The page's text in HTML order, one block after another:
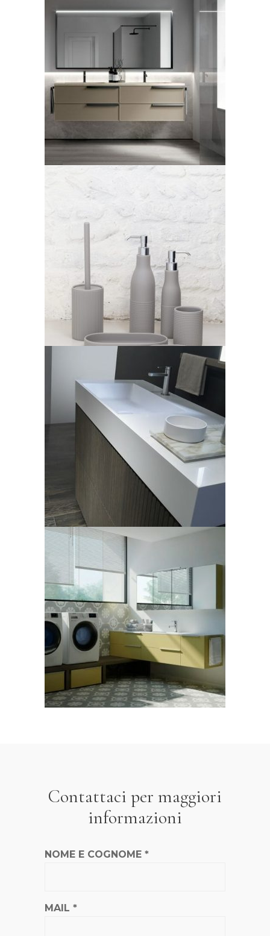
di Idea, modello Form
geelli – bolle
LEGGI TUTTO
Casabath, mobile bagno
serie XL
LEGGI TUTTO
Collezione di mobili per
lavanderia Ideagroup,
modello Spazio Time
LEGGI TUTTO
Contattaci per maggiori
informazioni
NOME E COGNOME *
MAIL *